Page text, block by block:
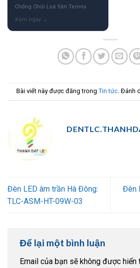
Chống Chói Loá Sân Tennis
Bài viết này được đăng trong Tin tức. Đánh
Đèn LED âm trần Hà Đông:
TLC-ASM-HT-09W-03
Đèn
Để lại một bình luận
Email của bạn sẽ không được hiển